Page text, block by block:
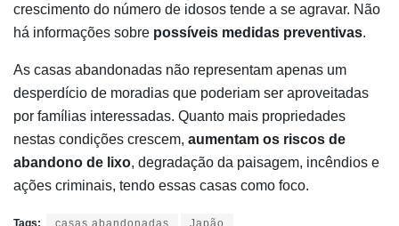
crescimento do número de idosos tende a se agravar. Não
há informações sobre possíveis medidas preventivas.
As casas abandonadas não representam apenas um
desperdício de moradias que poderiam ser aproveitadas
por famílias interessadas. Quanto mais propriedades
nestas condições crescem, aumentam os riscos de
abandono de lixo, degradação da paisagem, incêndios e
ações criminais, tendo essas casas como foco.
Tags: casas abandonadas Japão